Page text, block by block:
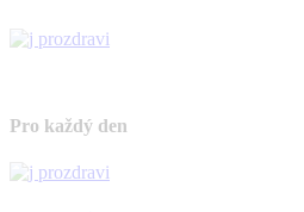
Pro každý den